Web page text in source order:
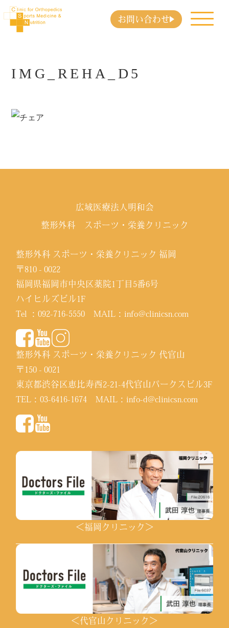
お問い合わせ
IMG_REHA_D5
広域医療法人明和会
整形外科 スポーツ・栄養クリニック
整形外科 スポーツ・栄養クリニック 福岡
〒810 - 0022
福岡県福岡市中央区薬院1丁目5番6号
ハイヒルズビル1F
Tel ：092-716-5550 MAIL：info@clinicsn.com
整形外科 スポーツ・栄養クリニック 代官山
〒150 - 0021
東京都渋谷区恵比寿西2-21-4代官山パークスビル3F
TEL：03-6416-1674 MAIL：info-d@clinicsn.com
＜福岡クリニック＞
＜代官山クリニック＞